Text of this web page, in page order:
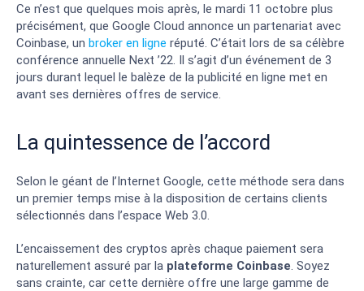
Ce n’est que quelques mois après, le mardi 11 octobre plus
précisément, que Google Cloud annonce un partenariat avec
Coinbase, un broker en ligne réputé. C’était lors de sa célèbre
conférence annuelle Next ’22. Il s’agit d’un événement de 3
jours durant lequel le balèze de la publicité en ligne met en
avant ses dernières offres de service.
La quintessence de l’accord
Selon le géant de l’Internet Google, cette méthode sera dans
un premier temps mise à la disposition de certains clients
sélectionnés dans l’espace Web 3.0.
L’encaissement des cryptos après chaque paiement sera
naturellement assuré par la plateforme Coinbase . Soyez
sans crainte, car cette dernière offre une large gamme de